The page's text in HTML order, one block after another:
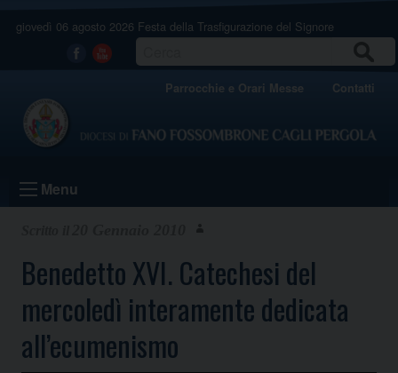
giovedì 06 agosto 2026 Festa della Trasfigurazione del Signore
Facebook
Youtube
Parrocchie e Orari Messe Contatti
Menu
Benedetto XVI. Catechesi del
mercoledì interamente dedicata
all’ecumenismo